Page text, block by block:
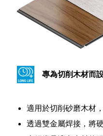
專為切削木材而
適用於切削砂磨木材
透過雙金屬焊接，將